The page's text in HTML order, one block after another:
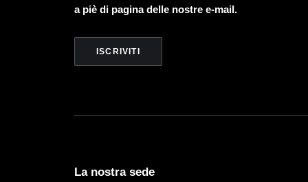
a piè di pagina delle nostre e-mail.
La nostra sede